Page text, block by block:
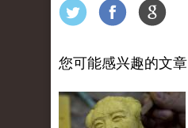
您可能感兴趣的文章